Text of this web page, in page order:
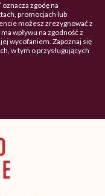
zgodę na
promocjach lub
możesz zrezygnować z
wpływu na zgodność z
wycofaniem. Zapoznaj się
w tym o przysługujących